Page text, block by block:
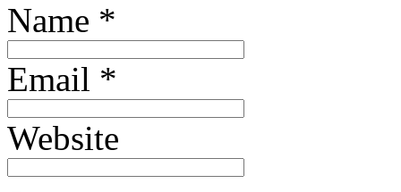
Name *
Email *
Website